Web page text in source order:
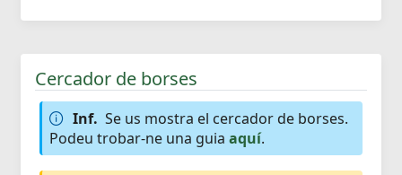
Cercador de borses
Inf. Se us mostra el cercador de borses.
Podeu trobar-ne una guia aquí.